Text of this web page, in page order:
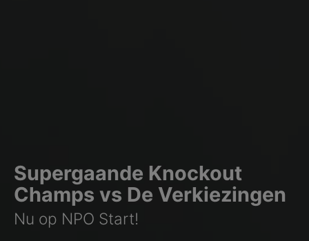
Supergaande Knockout
Champs vs De Verkiezingen
Nu op NPO Start!